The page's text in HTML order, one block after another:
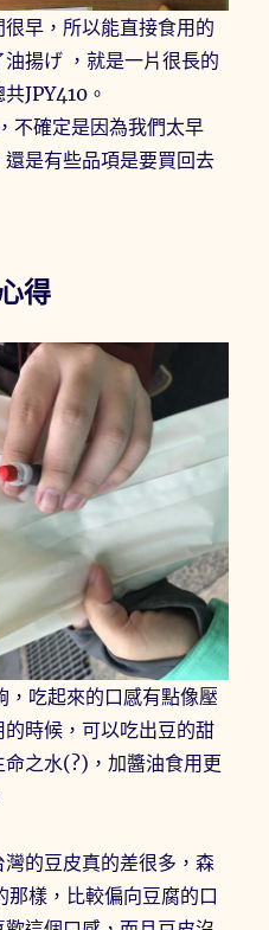
早，所以能直接食用的
揚げ ，就是一片很長的
JPY410。
不確定是因為我們太早
是有些品項是要買回去
得
吃起來的口感有點像壓
時候，可以吃出豆的甜
之水(?)，加醬油食用更
的豆皮真的差很多，森
樣，比較偏向豆腐的口